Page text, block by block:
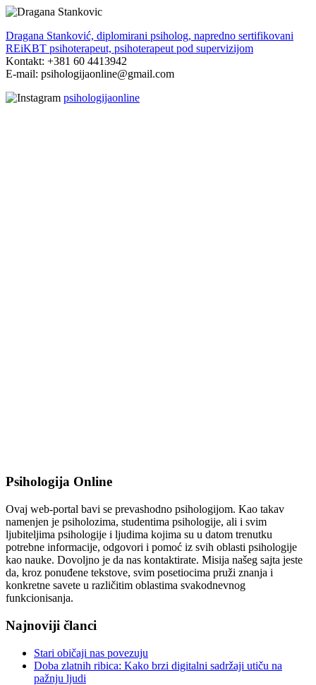
Dragana Stanković, diplomirani psiholog, napredno sertifikovani
REiKBT psihoterapeut, psihoterapeut pod supervizijom
Kontakt: +381 60 4413942
E-mail: psihologijaonline@gmail.com
psihologijaonline
Psihologija Online
Ovaj web-portal bavi se prevashodno psihologijom. Kao takav
namenjen je psiholozima, studentima psihologije, ali i svim
ljubiteljima psihologije i ljudima kojima su u datom trenutku
potrebne informacije, odgovori i pomoć iz svih oblasti psihologije
kao nauke. Dovoljno je da nas kontaktirate. Misija našeg sajta jeste
da, kroz ponuđene tekstove, svim posetiocima pruži znanja i
konkretne savete u različitim oblastima svakodnevnog
funkcionisanja.
Najnoviji članci
Stari običaji nas povezuju
Doba zlatnih ribica: Kako brzi digitalni sadržaji utiču na
pažnju ljudi